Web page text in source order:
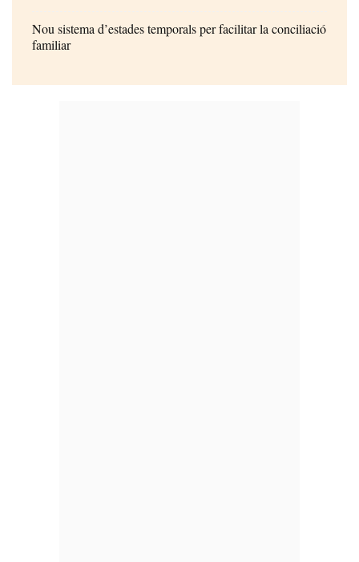
Nou sistema d’estades temporals per facilitar la conciliació
familiar